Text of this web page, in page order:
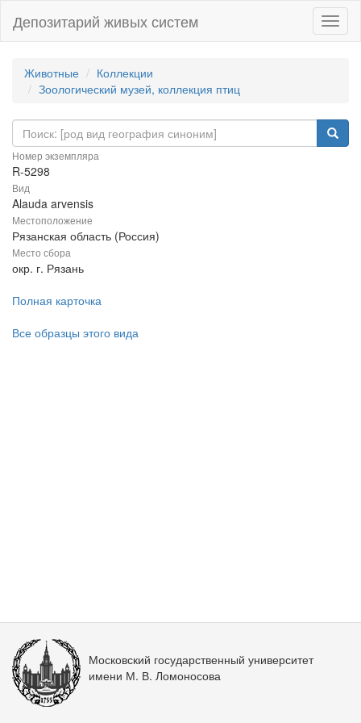
Депозитарий живых систем
Животные
Коллекции
Зоологический музей, коллекция птиц
Номер экземпляра
R-5298
Вид
Alauda arvensis
Местоположение
Рязанская область (Россия)
Место сбора
окр. г. Рязань
Полная карточка
Все образцы этого вида
Московский государственный университет
имени М. В. Ломоносова